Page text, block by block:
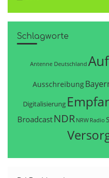
Schlagworte
Antenne Deutschland
Ausschreibung
Digitalisierung
Broadcast NDR NRW Radio